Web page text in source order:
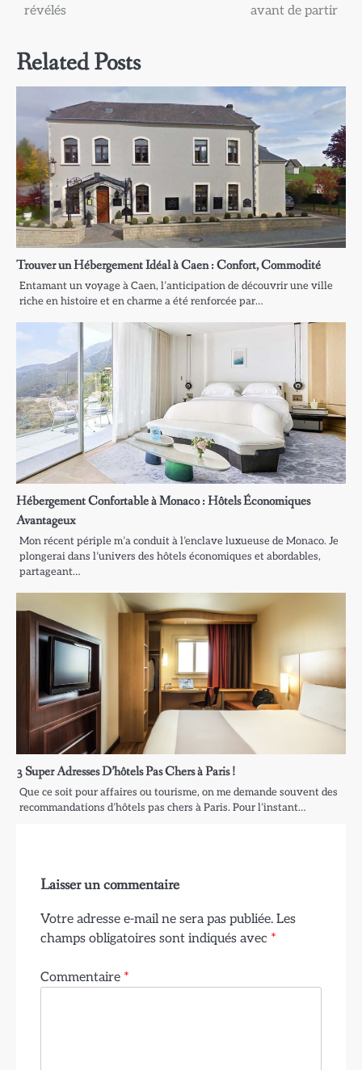
l’article
révélés
avant de partir
Related Posts
Trouver un Hébergement Idéal à Caen : Confort, Commodité
Entamant un voyage à Caen, l’anticipation de découvrir une ville
riche en histoire et en charme a été renforcée par…
Hébergement Confortable à Monaco : Hôtels Économiques
Avantageux
Mon récent périple m’a conduit à l’enclave luxueuse de Monaco. Je
plongerai dans l’univers des hôtels économiques et abordables,
partageant…
3 Super Adresses D’hôtels Pas Chers à Paris !
Que ce soit pour affaires ou tourisme, on me demande souvent des
recommandations d’hôtels pas chers à Paris. Pour l’instant…
Laisser un commentaire
Votre adresse e-mail ne sera pas publiée. Les
champs obligatoires sont indiqués avec *
Commentaire *